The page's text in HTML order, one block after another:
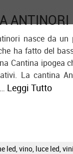
ANTINORI
nasce da
ha fatto del
Cantina ipogea
La cantina
Leggi Tutto
led,vino, luce led,